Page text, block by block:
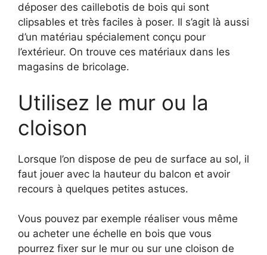
déposer des caillebotis de bois qui sont
clipsables et très faciles à poser. Il s’agit là aussi
d’un matériau spécialement conçu pour
l’extérieur. On trouve ces matériaux dans les
magasins de bricolage.
Utilisez le mur ou la
cloison
Lorsque l’on dispose de peu de surface au sol, il
faut jouer avec la hauteur du balcon et avoir
recours à quelques petites astuces.
Vous pouvez par exemple réaliser vous même
ou acheter une échelle en bois que vous
pourrez fixer sur le mur ou sur une cloison de